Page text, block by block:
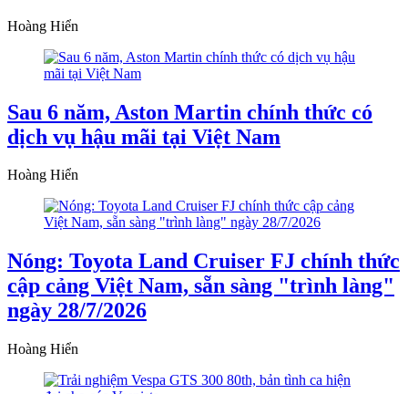
Hoàng Hiển
Sau 6 năm, Aston Martin chính thức có
dịch vụ hậu mãi tại Việt Nam
Hoàng Hiển
Nóng: Toyota Land Cruiser FJ chính thức
cập cảng Việt Nam, sẵn sàng "trình làng"
ngày 28/7/2026
Hoàng Hiển